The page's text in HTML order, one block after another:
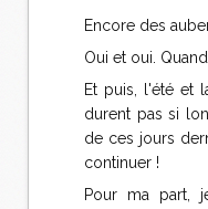
Encore des
Oui et oui.
Et puis, l'été et
durent pas si
de ces jours
continuer !
Pour ma part,